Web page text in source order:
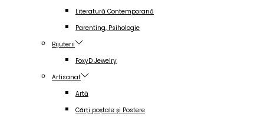
Literatură Contemporană
Parenting, Psihologie
Bijuterii
FoxyD Jewelry
Artisanat
Artă
Cărți poștale și Postere